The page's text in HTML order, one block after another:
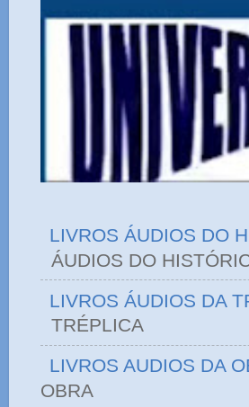
LIVROS ÁUDIOS DO
ÁUDIOS
LIVROS ÁUDIOS DA
LIVROS AUDIOS DA